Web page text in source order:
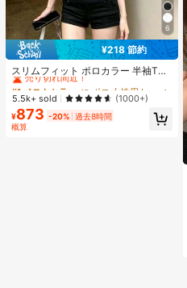
6
¥218 節約
スリムフィット ポロカラー 半袖Tシ
ャツ レディース、ウエストシェイ
プ、エレガント&スリミング カジュ
アル ブラック、オフィスサイレン サ
マー
#1 ベストセラー
に ポロ 女性用トップス、ブラウス、Tシャツ
売り切れ間近！
#1 ベストセラー
売り切れ間近！
#1 ベストセラー
売り切れ間近！
#1 ベストセラー
に ポロ 女性用トップス、ブラウス、Tシャツ
売り切れ間近！
5.5k+ sold (1000+)
¥873 -20% 過去8時間
概算